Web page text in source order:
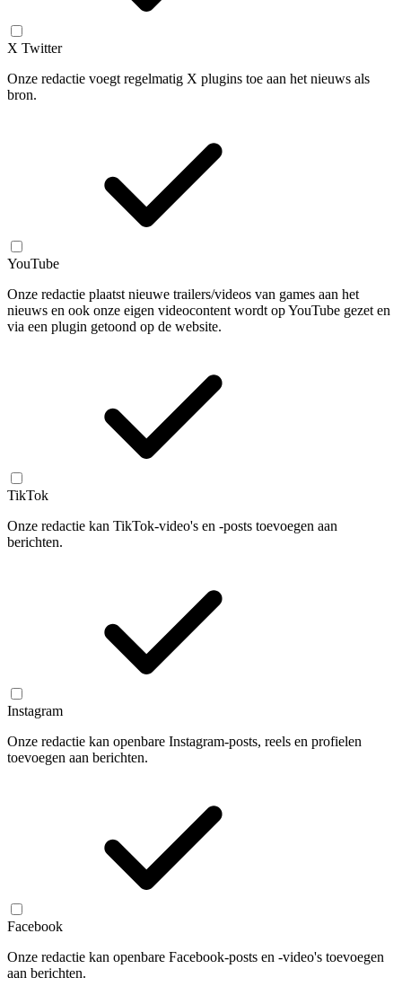
X Twitter
Onze redactie voegt regelmatig X plugins toe aan het nieuws als
bron.
YouTube
Onze redactie plaatst nieuwe trailers/videos van games aan het
nieuws en ook onze eigen videocontent wordt op YouTube gezet en
via een plugin getoond op de website.
TikTok
Onze redactie kan TikTok-video's en -posts toevoegen aan
berichten.
Instagram
Onze redactie kan openbare Instagram-posts, reels en profielen
toevoegen aan berichten.
Facebook
Onze redactie kan openbare Facebook-posts en -video's toevoegen
aan berichten.